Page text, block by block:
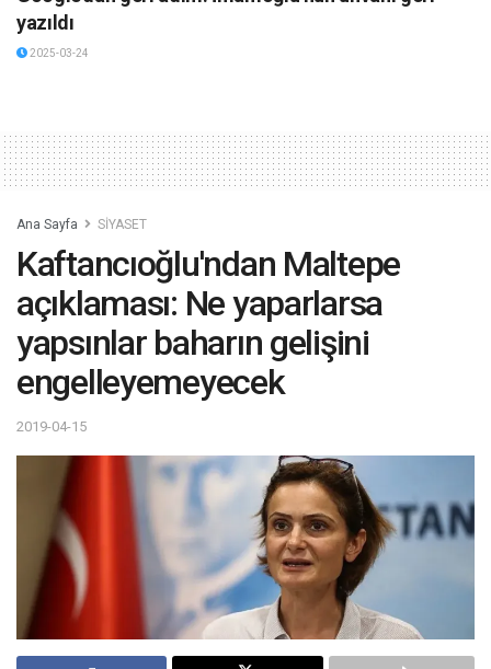
yazıldı
2025-03-24
Ana Sayfa SİYASET
Kaftancıoğlu'ndan Maltepe
açıklaması: Ne yaparlarsa
yapsınlar baharın gelişini
engelleyemeyecek
2019-04-15